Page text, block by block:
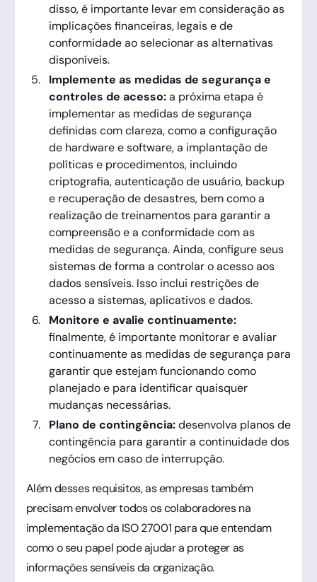
disso, é importante levar em consideração as
implicações financeiras, legais e de
conformidade ao selecionar as alternativas
disponíveis.
Implemente as medidas de segurança e
controles de acesso:a próxima etapa é
implementar as medidas de segurança
definidas com clareza, como a configuração
de hardware e software, a implantação de
políticas e procedimentos, incluindo
criptografia, autenticação de usuário, backup
e recuperação de desastres, bem como a
realização de treinamentos para garantir a
compreensão e a conformidade com as
medidas de segurança. Ainda, configure seus
sistemas de forma a controlar o acesso aos
dados sensíveis. Isso inclui restrições de
acesso a sistemas, aplicativos e dados.
Monitore e avalie continuamente:
finalmente, é importante monitorar e avaliar
continuamente as medidas de segurança para
garantir que estejam funcionando como
planejado e para identificar quaisquer
mudanças necessárias.
Plano de contingência:desenvolva planos de
contingência para garantir a continuidade dos
negócios em caso de interrupção.
Além desses requisitos, as empresas também
precisam envolver todos os colaboradores na
implementação da ISO 27001 para que entendam
como o seu papel pode ajudar a proteger as
informações sensíveis da organização.